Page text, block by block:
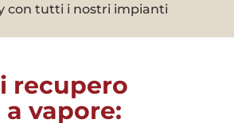
con tutti i nostri impianti
recupero
vapore: